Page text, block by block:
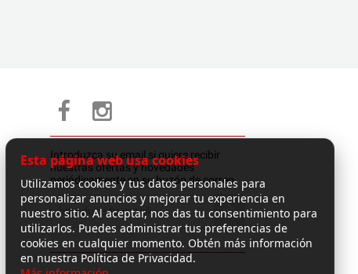
Introduzca su email si quiere recibir
nuestras ofertas y novedades
periódicamente en su buzón de correo.
Esta página web usa cookies
Utilizamos cookies y tus datos personales para
personalizar anuncios y mejorar tu experiencia en
nuestro sitio. Al aceptar, nos das tu consentimiento para
utilizarlos. Puedes administrar tus preferencias de
cookies en cualquier momento. Obtén más información
en nuestra Política de Privacidad.